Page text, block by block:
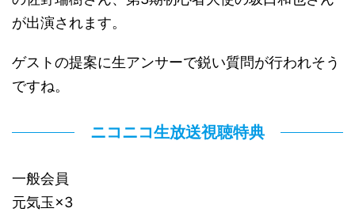
が出演されます。
ゲストの提案に生アンサーで鋭い質問が行われそう
ですね。
ニコニコ生放送視聴特典
一般会員
元気玉×3